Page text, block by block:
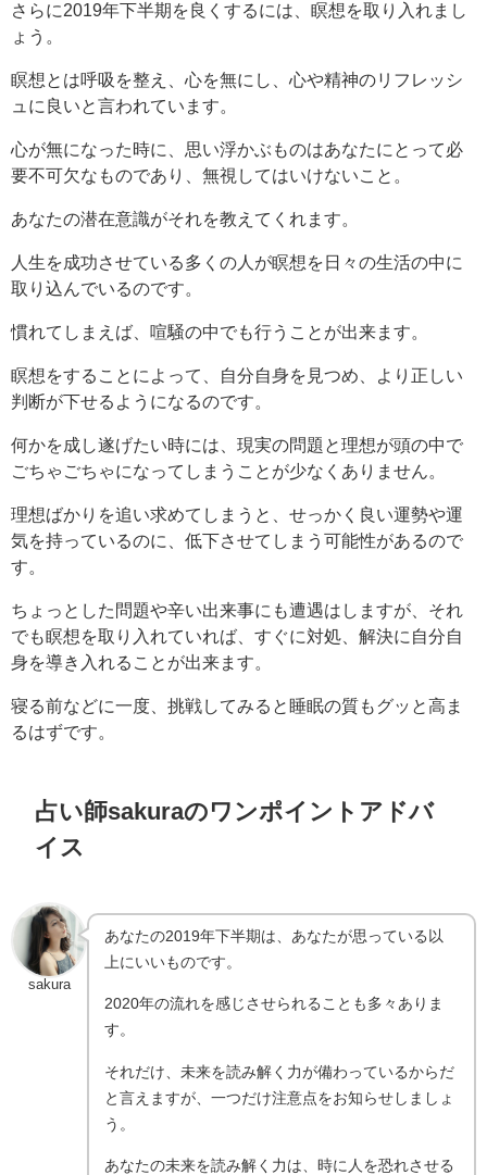
さらに2019年下半期を良くするには、瞑想を取り入れまし
ょう。
瞑想とは呼吸を整え、心を無にし、心や精神のリフレッシ
ュに良いと言われています。
心が無になった時に、思い浮かぶものはあなたにとって必
要不可欠なものであり、無視してはいけないこと。
あなたの潜在意識がそれを教えてくれます。
人生を成功させている多くの人が瞑想を日々の生活の中に
取り込んでいるのです。
慣れてしまえば、喧騒の中でも行うことが出来ます。
瞑想をすることによって、自分自身を見つめ、より正しい
判断が下せるようになるのです。
何かを成し遂げたい時には、現実の問題と理想が頭の中で
ごちゃごちゃになってしまうことが少なくありません。
理想ばかりを追い求めてしまうと、せっかく良い運勢や運
気を持っているのに、低下させてしまう可能性があるので
す。
ちょっとした問題や辛い出来事にも遭遇はしますが、それ
でも瞑想を取り入れていれば、すぐに対処、解決に自分自
身を導き入れることが出来ます。
寝る前などに一度、挑戦してみると睡眠の質もグッと高ま
るはずです。
占い師sakuraのワンポイントアドバ
イス
sakura
あなたの2019年下半期は、あなたが思っている以
上にいいものです。
2020年の流れを感じさせられることも多々ありま
す。
それだけ、未来を読み解く力が備わっているからだ
と言えますが、一つだけ注意点をお知らせしましょ
う。
あなたの未来を読み解く力は、時に人を恐れさせる